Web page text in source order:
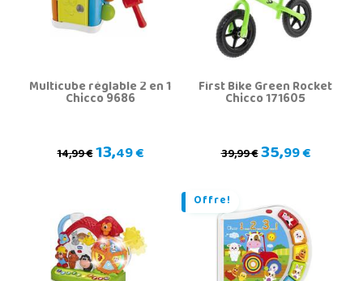
Multicube réglable 2 en 1
Chicco 9686
14,99 €13,49 €
First Bike Green Rocket
Chicco 171605
39,99 €35,99 €
Offre!